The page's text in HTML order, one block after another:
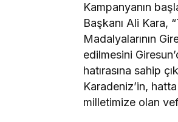
Kampanyanın
Başkanı Ali Kara,
Madalyalarının
edilmesini
hatırasına sahip
Karadeniz’in,
milletimize olan